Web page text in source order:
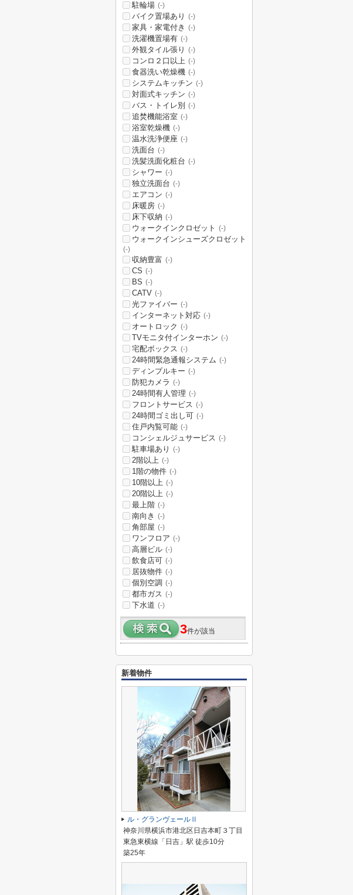
駐輪場 (-)
バイク置場あり (-)
家具・家電付き (-)
洗濯機置場有 (-)
外観タイル張り (-)
コンロ２口以上 (-)
食器洗い乾燥機 (-)
システムキッチン (-)
対面式キッチン (-)
バス・トイレ別 (-)
追焚機能浴室 (-)
浴室乾燥機 (-)
温水洗浄便座 (-)
洗面台 (-)
洗髪洗面化粧台 (-)
シャワー (-)
独立洗面台 (-)
エアコン (-)
床暖房 (-)
床下収納 (-)
ウォークインクロゼット (-)
ウォークインシューズクロゼット
(-)
収納豊富 (-)
CS (-)
BS (-)
CATV (-)
光ファイバー (-)
インターネット対応 (-)
オートロック (-)
TVモニタ付インターホン (-)
宅配ボックス (-)
24時間緊急通報システム (-)
ディンプルキー (-)
防犯カメラ (-)
24時間有人管理 (-)
フロントサービス (-)
24時間ゴミ出し可 (-)
住戸内覧可能 (-)
コンシェルジュサービス (-)
駐車場あり (-)
2階以上 (-)
1階の物件 (-)
10階以上 (-)
20階以上 (-)
最上階 (-)
南向き (-)
角部屋 (-)
ワンフロア (-)
高層ビル (-)
飲食店可 (-)
居抜物件 (-)
個別空調 (-)
都市ガス (-)
下水道 (-)
3件が該当
新着物件
ル・グランヴェールⅡ
神奈川県横浜市港北区日吉本町３丁目
東急東横線「日吉」駅 徒歩10分
築25年